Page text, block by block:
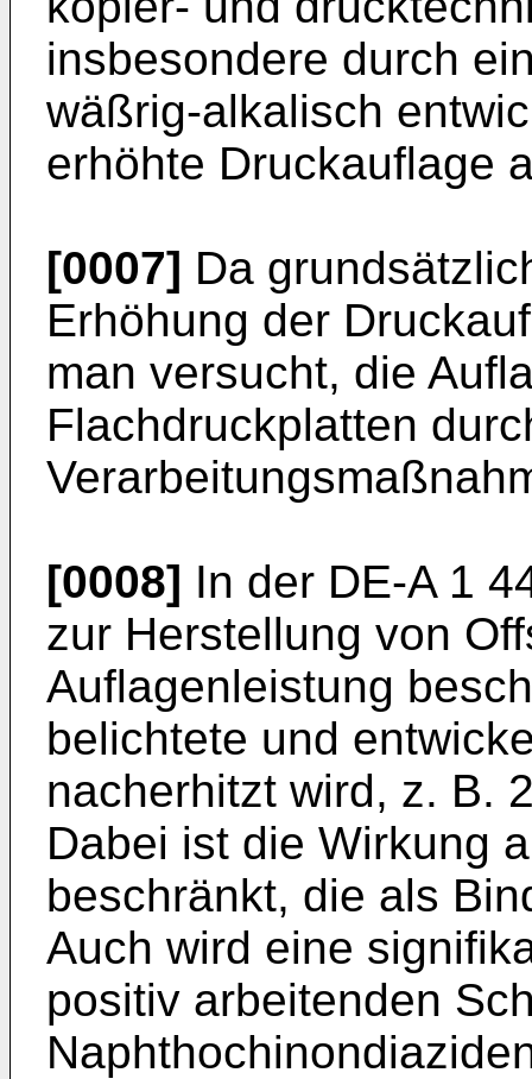
insbesondere durch
wäßrig-alkalisch
erhöhte Druckauflage
[0007] Da
Erhöhung der
man versucht, die
Flachdruckplatten
[0008] In der DE-A 1
zur Herstel­lung von
Auflagenlei­stung
belichtete und
nacherhitzt wird, z. B.
Dabei ist die Wirkung
beschränkt, die als
Auch wird eine
positiv arbeitenden